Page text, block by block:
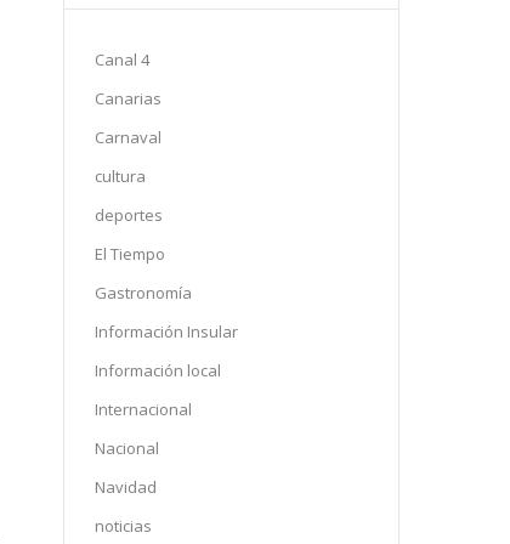
Canal 4
Canarias
Carnaval
cultura
deportes
El Tiempo
Gastronomía
Información Insular
Información local
Internacional
Nacional
Navidad
noticias